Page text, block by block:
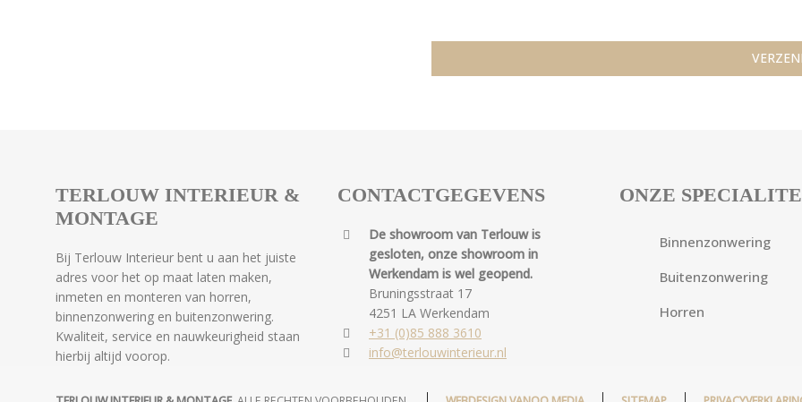
TERLOUW INTERIEUR &
MONTAGE
Bij Terlouw Interieur bent u aan het juiste
adres voor het op maat laten maken,
inmeten en monteren van horren,
binnenzonwering en buitenzonwering.
Kwaliteit, service en nauwkeurigheid staan
hierbij altijd voorop.
CONTACTGEGEVENS
De showroom van Terlouw is
gesloten, onze showroom in
Werkendam is wel geopend.
Bruningsstraat 17
4251 LA Werkendam
+31 (0)85 888 3610
info@terlouwinterieur.nl
ONZE
Binnenzonwering
Buitenzonwering
Horren